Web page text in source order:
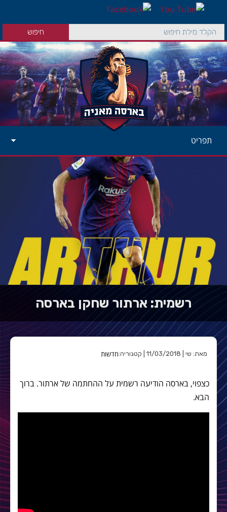
תפריט
רשמית: ארתור שחקן בארסה
מאת: שי | 11/03/2018 | קטגוריה: חדשות
כצפוי, בארסה הודיעה רשמית על ההחתמה של ארתור. ברוך
הבא.